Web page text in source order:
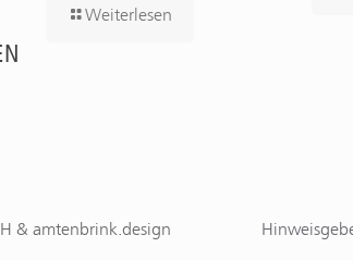
Weiterlesen
& amtenbrink.design